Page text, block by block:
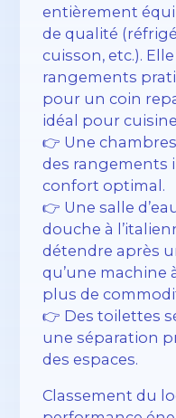
entièrement
de qualité
cuisson, etc.).
rangements
pour un coin
idéal pour
👉 Une
des rangements
confort optimal.
👉 Une salle
douche à
détendre après
qu’une machine
plus de
👉 Des toilettes
une séparation
des espaces.
Classement du